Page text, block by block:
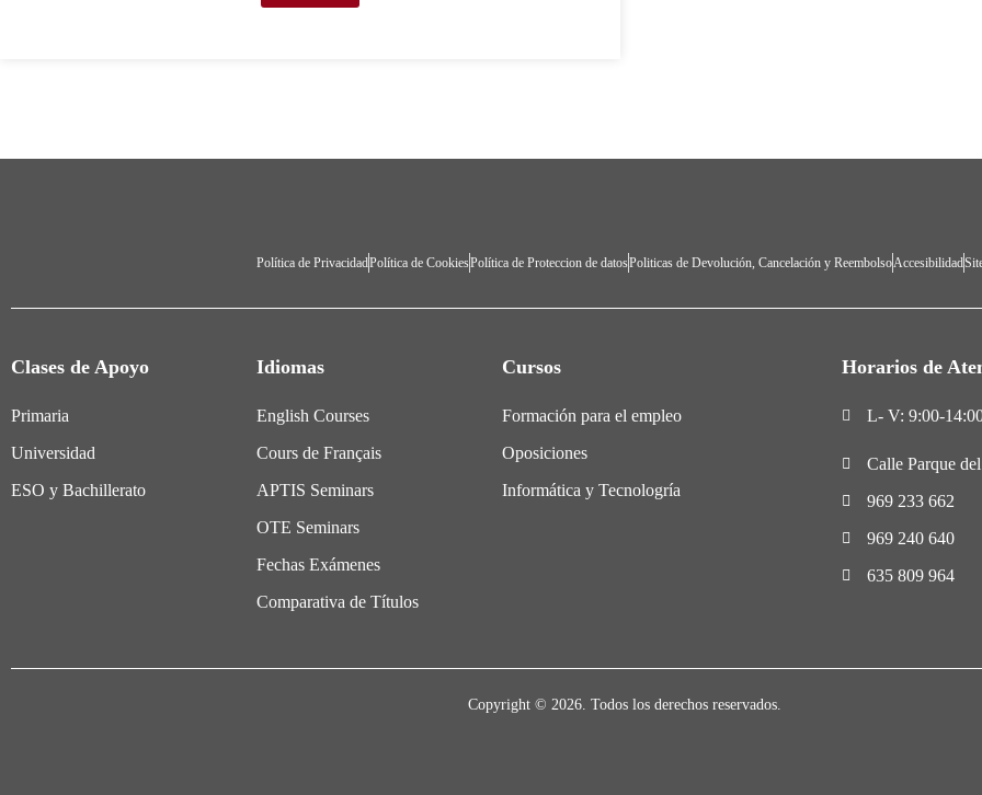
Política de PrivacidadPolítica de CookiesPolítica de Proteccion de datosPoliticas de Devolución, Cancelación y ReembolsoAccesibilidad
Clases de Apoyo
Primaria
Universidad
ESO y Bachillerato
Idiomas
English Courses
Cours de Français
APTIS Seminars
OTE Seminars
Fechas Exámenes
Comparativa de Títulos
Cursos
Formación para el empleo
Oposiciones
Informática y Tecnologría
Horarios de
L- V: 9:00-
Calle Parque
969 233 662
969 240 640
635 809 964
Copyright © 2026. Todos los derechos reservados.